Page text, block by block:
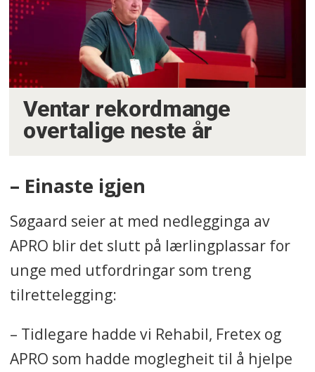
Ventar rekordmange
overtalige neste år
– Einaste igjen
Søgaard seier at med nedlegginga av
APRO blir det slutt på lærlingplassar for
unge med utfordringar som treng
tilrettelegging:
– Tidlegare hadde vi Rehabil, Fretex og
APRO som hadde moglegheit til å hjelpe